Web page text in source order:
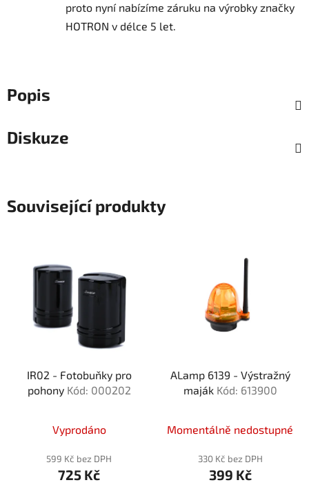
proto nyní nabízíme záruku na výrobky značky
HOTRON v délce 5 let.
Popis
Diskuze
Související produkty
IR02 - Fotobuňky pro
pohony Kód: 000202
Vyprodáno
599 Kč bez DPH
725 Kč
ALamp 6139 - Výstražný
maják Kód: 613900
Momentálně nedostupné
330 Kč bez DPH
399 Kč